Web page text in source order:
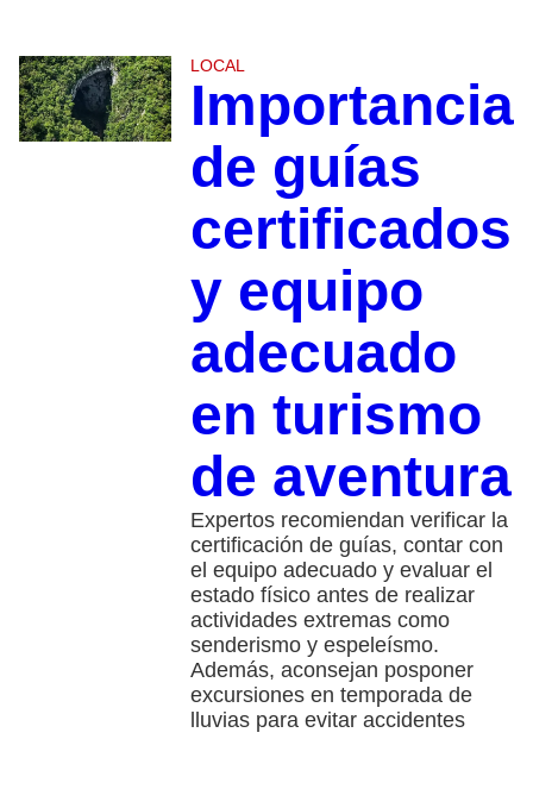
LOCAL
Importancia
de guías
certificados
y equipo
adecuado
en turismo
de aventura
Expertos recomiendan verificar la
certificación de guías, contar con
el equipo adecuado y evaluar el
estado físico antes de realizar
actividades extremas como
senderismo y espeleísmo.
Además, aconsejan posponer
excursiones en temporada de
lluvias para evitar accidentes